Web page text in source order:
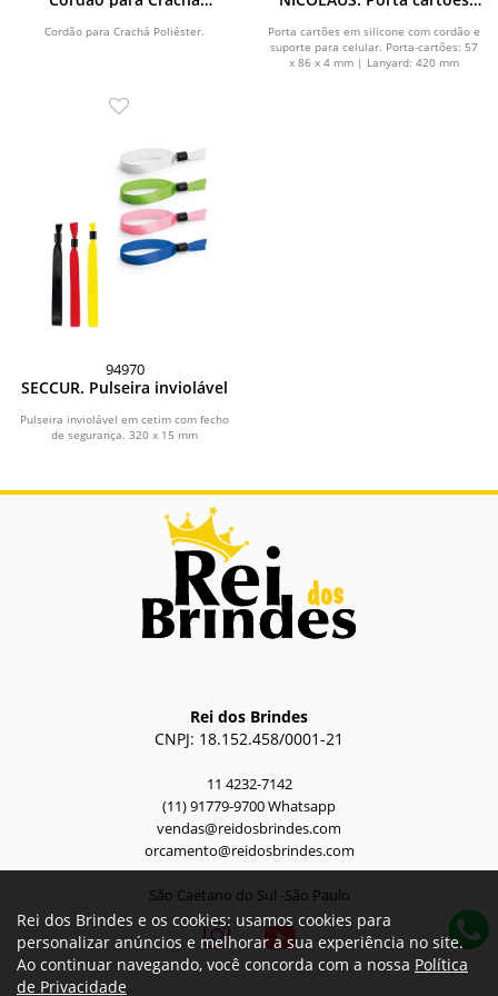
Cordão para Crachá Poliéster.
Porta cartões em silicone com cordão e
suporte para celular. Porta-cartões: 57
x 86 x 4 mm | Lanyard: 420 mm
94970
SECCUR. Pulseira inviolável
Pulseira inviolável em cetim com fecho
de segurança. 320 x 15 mm
Rei dos Brindes
CNPJ: 18.152.458/0001-21
11 4232-7142
(11) 91779-9700 Whatsapp
vendas@reidosbrindes.com
orcamento@reidosbrindes.com
São Caetano do Sul -São Paulo
Rei dos Brindes e os cookies: usamos cookies para
personalizar anúncios e melhorar a sua experiência no site.
Ao continuar navegando, você concorda com a nossa Política
de Privacidade